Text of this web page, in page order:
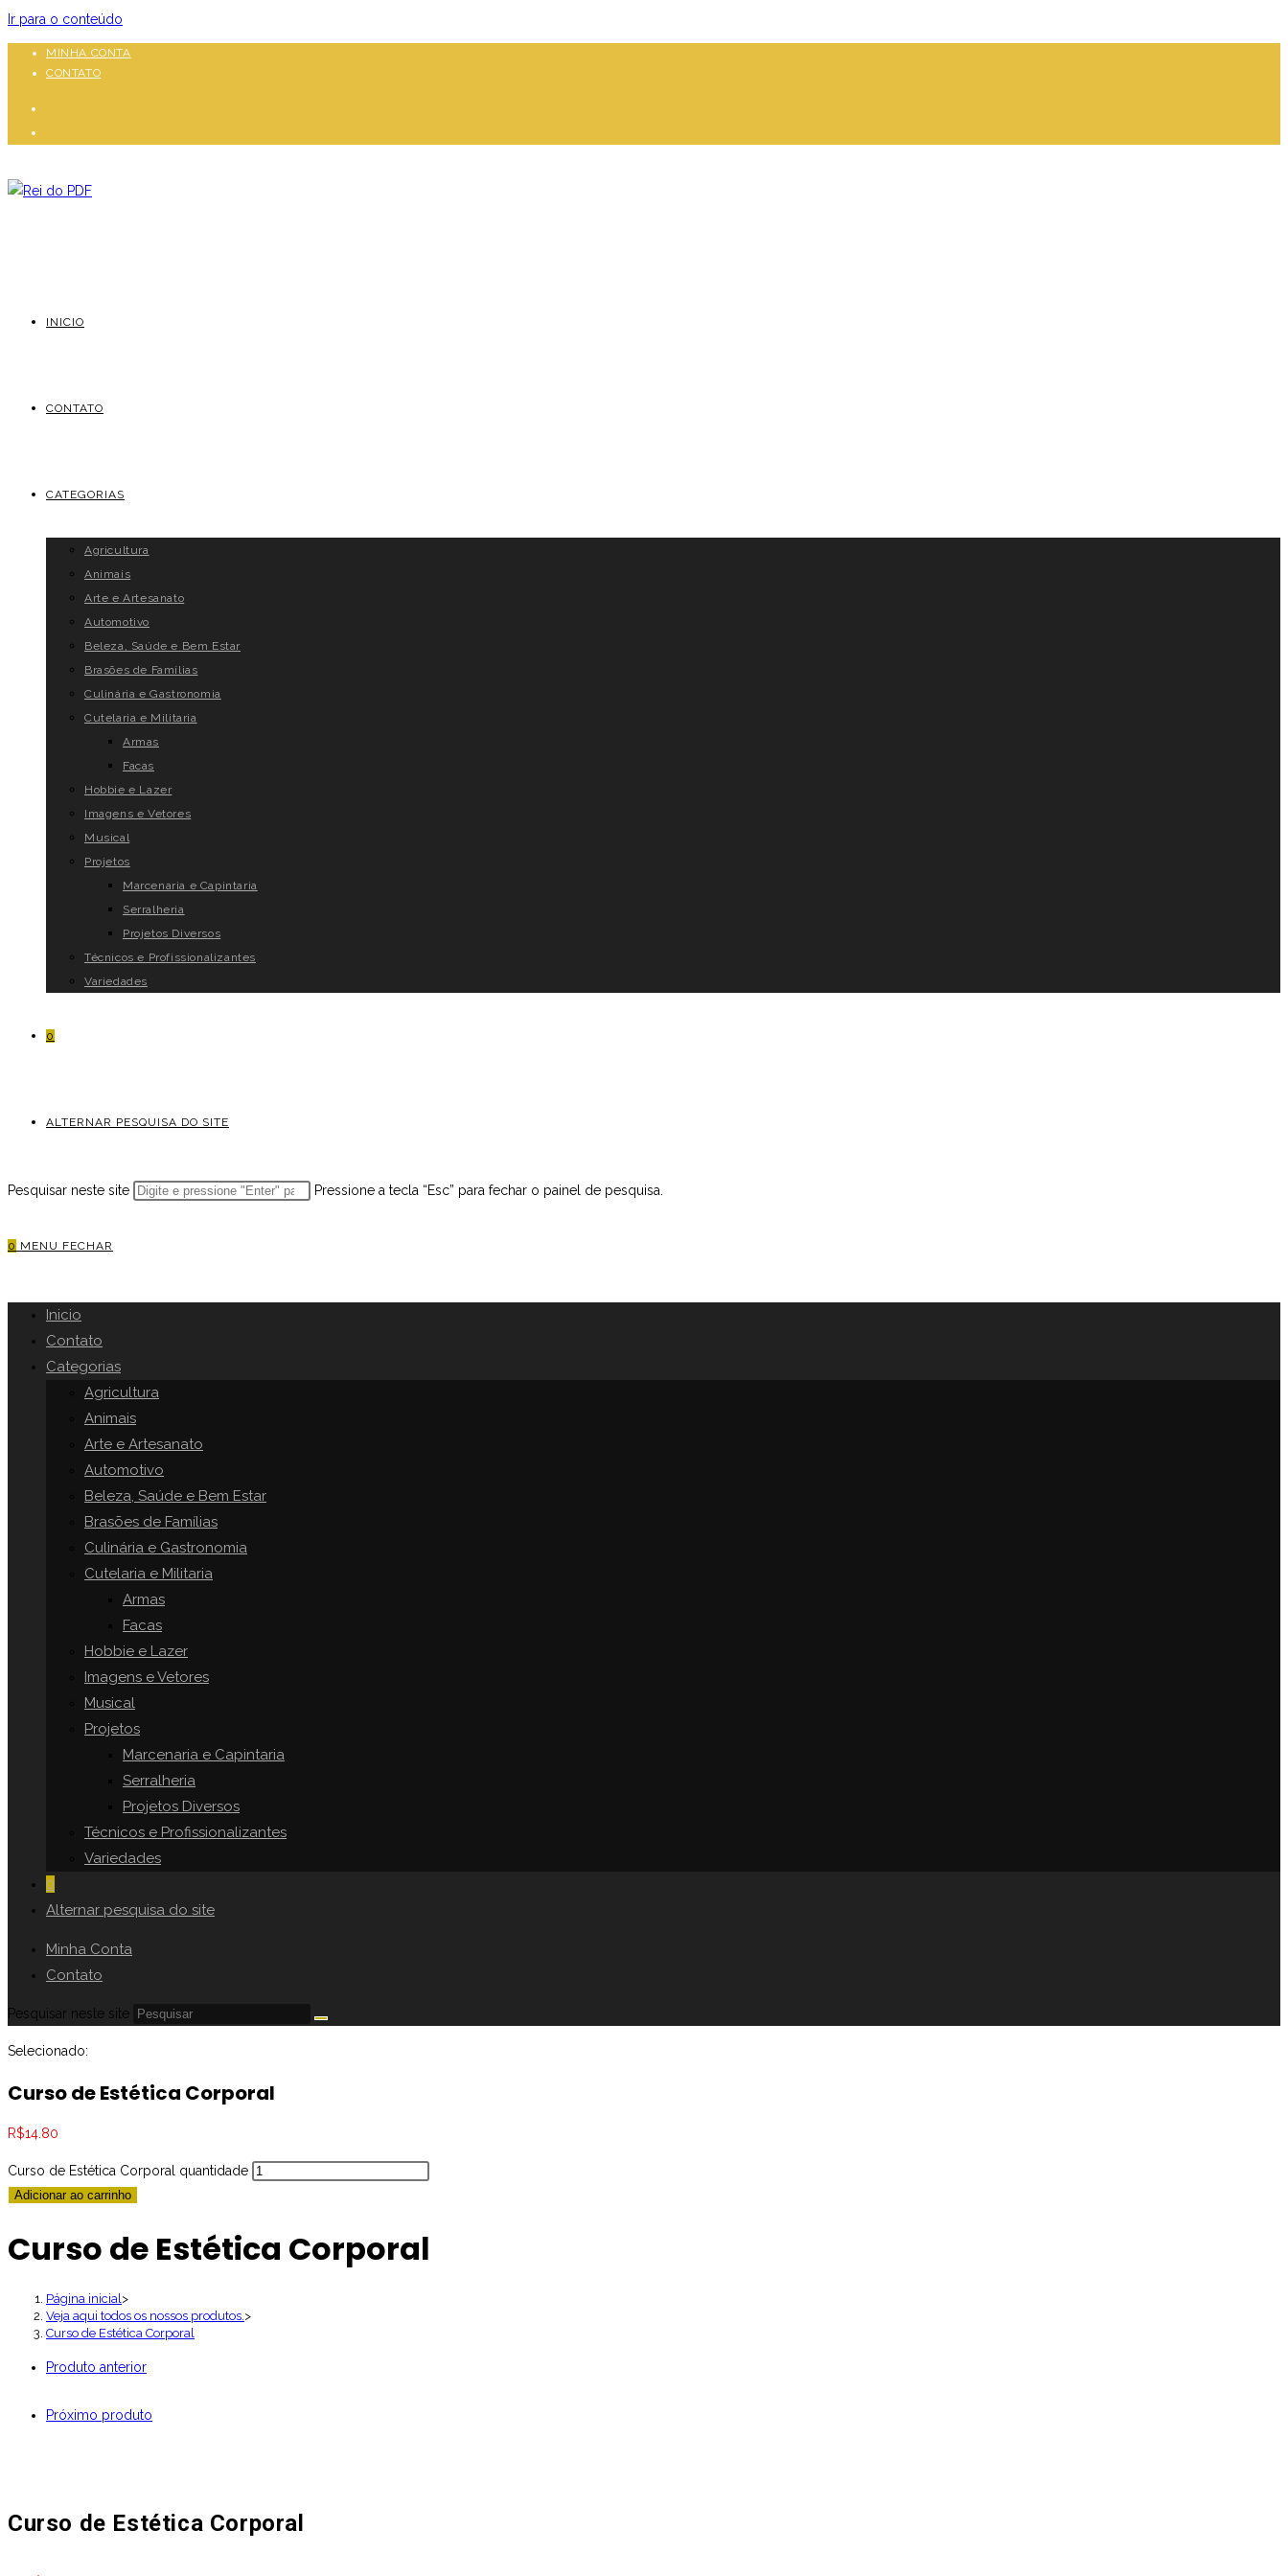
Ir para o conteúdo
MINHA CONTA
CONTATO
INICIO
CONTATO
CATEGORIAS
Agricultura
Animais
Arte e Artesanato
Automotivo
Beleza, Saúde e Bem Estar
Brasões de Famílias
Culinária e Gastronomia
Cutelaria e Militaria
Armas
Facas
Hobbie e Lazer
Imagens e Vetores
Musical
Projetos
Marcenaria e Capintaria
Serralheria
Projetos Diversos
Técnicos e Profissionalizantes
Variedades
0
ALTERNAR PESQUISA DO SITE
Pesquisar neste site Pressione a tecla “Esc” para fechar o painel de pesquisa.
0 MENU FECHAR
Inicio
Contato
Categorias
Agricultura
Animais
Arte e Artesanato
Automotivo
Beleza, Saúde e Bem Estar
Brasões de Famílias
Culinária e Gastronomia
Cutelaria e Militaria
Armas
Facas
Hobbie e Lazer
Imagens e Vetores
Musical
Projetos
Marcenaria e Capintaria
Serralheria
Projetos Diversos
Técnicos e Profissionalizantes
Variedades
0
Alternar pesquisa do site
Minha Conta
Contato
Pesquisar neste site
Selecionado:
Curso de Estética Corporal
R$14.80
Curso de Estética Corporal quantidade
Adicionar ao carrinho
Curso de Estética Corporal
Página inicial>
Veja aqui todos os nossos produtos.>
Curso de Estética Corporal
Produto anterior
Próximo produto
Curso de Estética Corporal